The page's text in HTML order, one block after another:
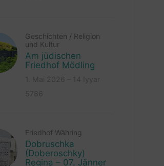
Geschichten / Religion
und Kultur
Am jüdischen
Friedhof Mödling
Friedhof Währing
Dobruschka
(Doberoschky)
Regina – 07. Jänner